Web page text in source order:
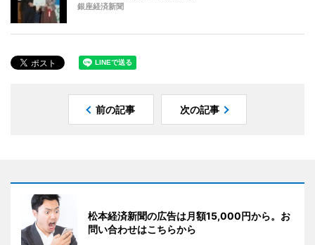
銀座経済新聞
前の記事 次の記事
松本経済新聞の広告は月額15,000円から。お
問い合わせはこちらから